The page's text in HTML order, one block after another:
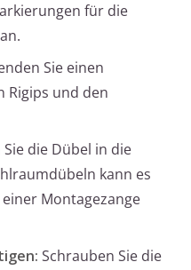
für die
Sie einen
Rigips und den
Sie die Dübel in die
kann es
Montagezange
Schrauben Sie die